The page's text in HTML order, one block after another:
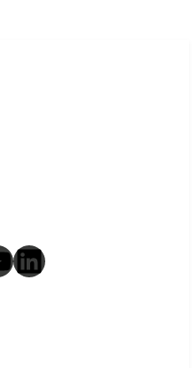
LinkedIn